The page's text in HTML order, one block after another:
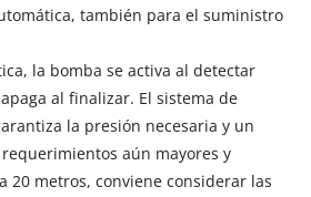
también para el suministro
la bomba se activa al detectar
al finalizar. El sistema de
la presión necesaria y un
aún mayores y
20 metros, conviene considerar las